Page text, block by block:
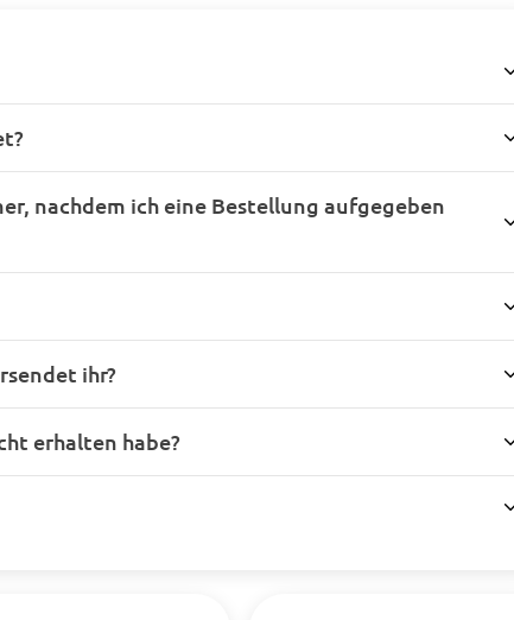
nachdem ich eine Bestellung aufgegeben
ihr?
erhalten habe?